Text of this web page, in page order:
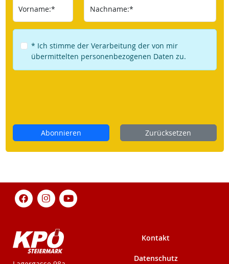
Vorname:* Nachname:*
* Ich stimme der Verarbeitung der von mir
übermittelten personenbezogenen Daten zu.
Abonnieren Zurücksetzen
Kontakt
Datenschutz